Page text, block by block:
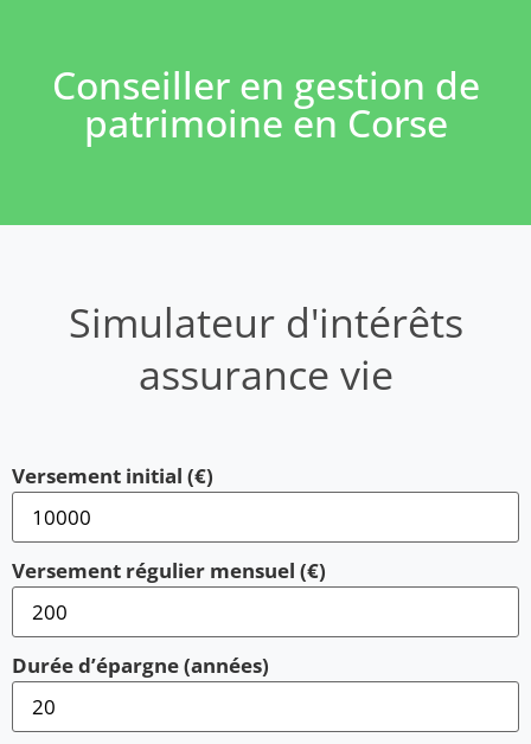
Conseiller en gestion de
patrimoine en Corse
Simulateur d'intérêts
assurance vie
Versement initial (€)
Versement régulier mensuel (€)
Durée d’épargne (années)